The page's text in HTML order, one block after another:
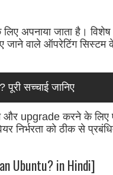
अपनाया जाता है।
जाने वाले ऑपरेटिंग सिस्टम
सच्चाई जानिए
upgrade करने के लिए
निर्भरता को ठीक से
Ubuntu? in Hindi]